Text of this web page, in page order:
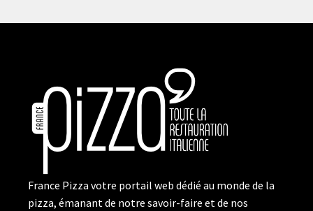
France Pizza votre portail web dédié au monde de la
pizza, émanant de notre savoir-faire et de nos